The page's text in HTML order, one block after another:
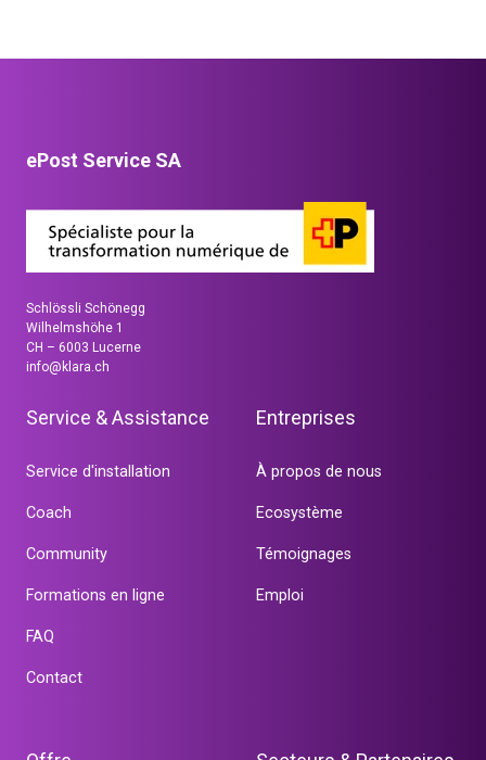
ePost Service SA
Schlössli Schönegg
Wilhelmshöhe 1
CH – 6003 Lucerne
info@klara.ch
Service & Assistance
Service d'installation
Coach
Community
Formations en ligne
FAQ
Contact
Entreprises
À propos de nous
Ecosystème
Témoignages
Emploi